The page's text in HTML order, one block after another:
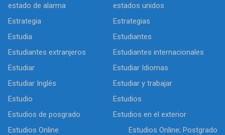
estado de alarma
estados unidos
Estrategia
Estrategias
Estudia
Estudiantes
Estudiantes extranjeros
Estudiantes internacionales
Estudiar
Estudiar Idiomas
Estudiar Inglés
Estudiar y trabajar
Estudio
Estudios
Estudios de posgrado
Estudios en el exterior
Estudios Online
Estudios Online; Postgrado